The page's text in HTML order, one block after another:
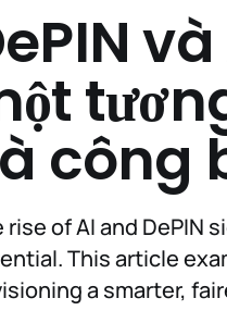
công
rise of AI and
This article
a smarter,